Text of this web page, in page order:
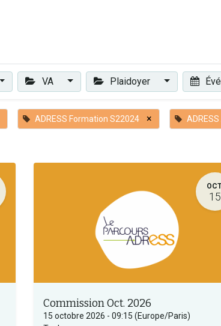
VA Plaidoyer
ADRESS Formation S22024 ×
15
Commission Oct. 2026
15 octobre 2026 - 09:15 (Europe/Paris)